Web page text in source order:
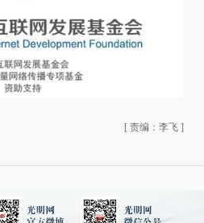
[ 责编：李飞 ]